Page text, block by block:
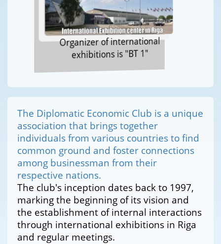
Organizer of international
exhibitions is "BT 1"
The Diplomatic Economic Club is a unique
association that brings together
individuals from various countries to find
common ground and foster connections
among businessman from their
respective nations.
The club's inception dates back to 1997,
marking the beginning of its vision and
the establishment of internal interactions
through international exhibitions in Riga
and regular meetings.